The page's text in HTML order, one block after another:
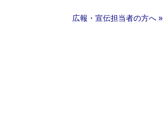
広報・宣伝担当者の方へ »